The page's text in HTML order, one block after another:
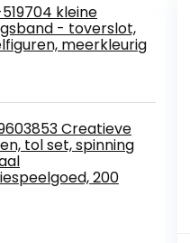
kleine
- toverslot,
meerkleurig
Creatieve
tol set, spinning
200